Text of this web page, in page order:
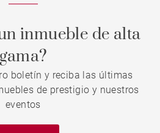
inmueble de alta
gama?
boletín y reciba las últimas
de prestigio y nuestros
eventos